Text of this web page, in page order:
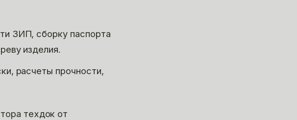
ЗИП, сборку паспорта
изделия.
расчеты прочности,
техдок от